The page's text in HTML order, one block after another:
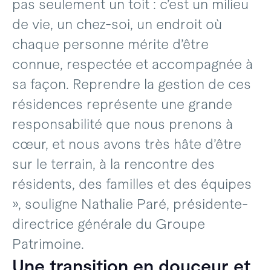
pas seulement un toit : c’est un milieu
de vie, un chez-soi, un endroit où
chaque personne mérite d’être
connue, respectée et accompagnée à
sa façon. Reprendre la gestion de ces
résidences représente une grande
responsabilité que nous prenons à
cœur, et nous avons très hâte d’être
sur le terrain, à la rencontre des
résidents, des familles et des équipes
», souligne Nathalie Paré, présidente-
directrice générale du Groupe
Patrimoine.